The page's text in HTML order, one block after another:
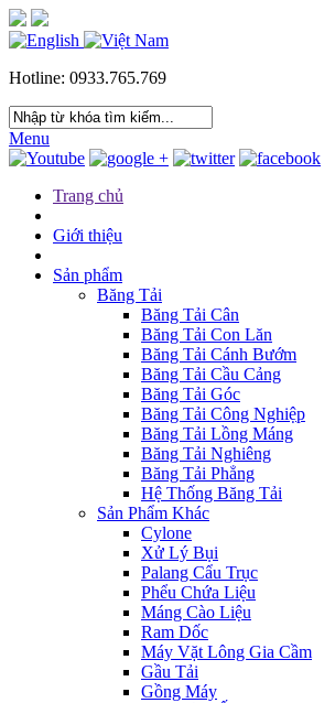
Hotline: 0933.765.769
Menu
Trang chủ
Giới thiệu
Sản phẩm
Băng Tải
Băng Tải Cân
Băng Tải Con Lăn
Băng Tải Cánh Bướm
Băng Tải Cầu Cảng
Băng Tải Góc
Băng Tải Công Nghiệp
Băng Tải Lồng Máng
Băng Tải Nghiêng
Băng Tải Phẳng
Hệ Thống Băng Tải
Sản Phẩm Khác
Cylone
Xử Lý Bụi
Palang Cẩu Trục
Phểu Chứa Liệu
Máng Cào Liệu
Ram Dốc
Máy Vặt Lông Gia Cầm
Gầu Tải
Gồng Máy